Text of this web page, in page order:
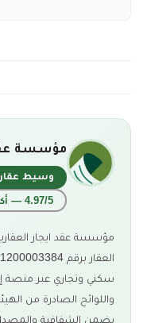
مؤسسة
وسيط
4.97/5 — أكثر من 1,400 تقييم
مؤسسة عقد ايجار
واللوائح الصادرة من
يضمن الشفافية